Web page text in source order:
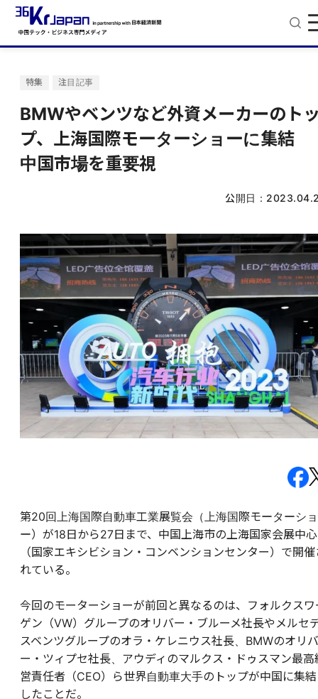
特集 注目記事
BMWやベンツなど外資メーカーのト
プ、上海国際モーターショーに集結
中国市場を重要視
公開日：
第20回上海国際自動車工業展覧会（上海国際モーターショ
ー）が18日から27日まで、中国上海市の上海国家会展中心
（国家エキシビション・コンベンションセンター）で開催
れている。
今回のモーターショーが前回と異なるのは、フォルクスワ
ゲン（VW）グループのオリバー・ブルーメ社長やメルセ
スベンツグループのオラ・ケレニウス社長、BMWのオリバ
ー・ツィプセ社長、アウディのマルクス・ドゥスマン最高
営責任者（CEO）ら世界自動車大手のトップが中国に集結
したことだ。